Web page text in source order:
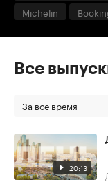
Michelin
Все
За все время
20:13